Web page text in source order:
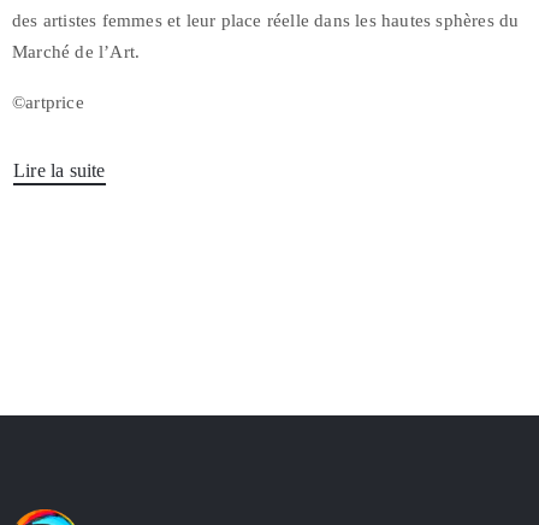
des artistes femmes et leur place réelle dans les hautes sphères du
Marché de l’Art.
©artprice
Lire la suite